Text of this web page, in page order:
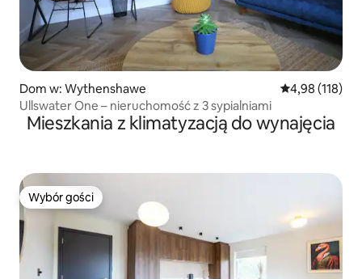
Dom w: Wythenshawe Średnia
4,98 (118)
Ullswater One – nieruchomość z 3 sypialniami
Mieszkania z klimatyzacją do wynajęcia
Wybór gości
Wybór gości